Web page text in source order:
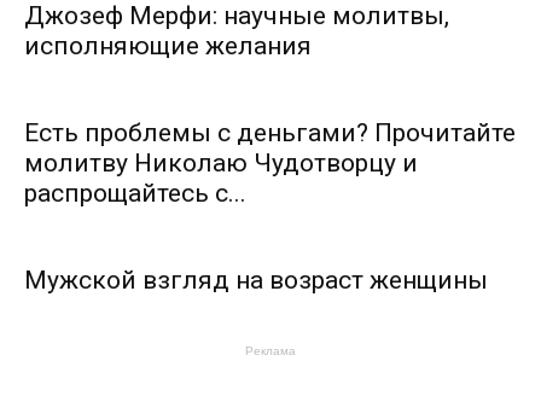
Джозеф Мерфи: научные молитвы,
исполняющие желания
Есть проблемы с деньгами? Прочитайте
молитву Николаю Чудотворцу и
распрощайтесь с...
Мужской взгляд на возраст женщины
Реклама